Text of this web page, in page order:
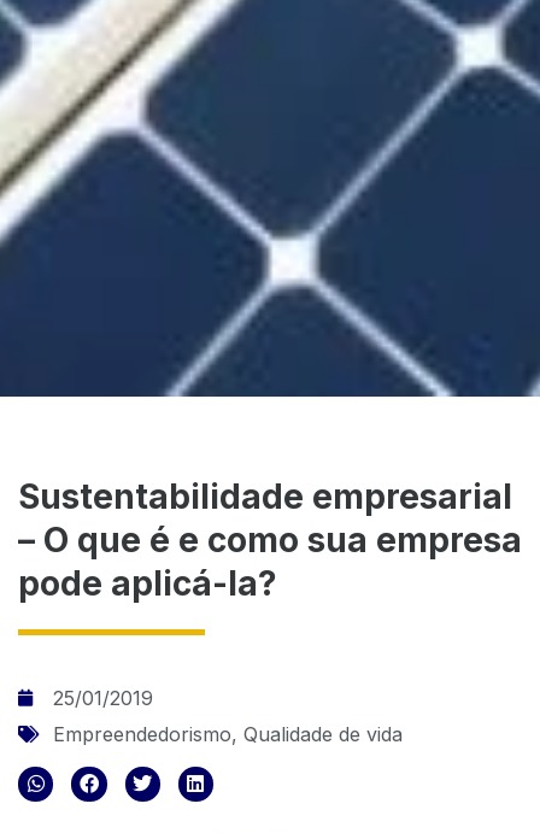
Sustentabilidade empresarial
– O que é e como sua empresa
pode aplicá-la?
25/01/2019
Empreendedorismo, Qualidade de vida